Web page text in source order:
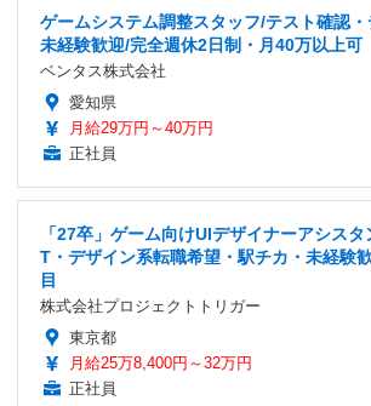
ゲームシステム調整スタッフ/テスト確認
未経験歓迎/完全週休2日制・月40万以上可
ベンタス株式会社
愛知県
月給29万円～40万円
正社員
「27卒」ゲーム向けUIデザイナーアシス
T・デザイン系転職希望・駅チカ・未経験
目
株式会社プロジェクトトリガー
東京都
月給25万8,400円～32万円
正社員